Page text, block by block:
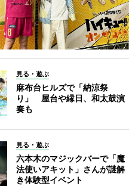
見る・遊ぶ
麻布台ヒルズで「納涼祭
り」 屋台や縁日、和太鼓演
奏も
見る・遊ぶ
六本木のマジックバーで「魔
法使いアキット」さんが謎解
き体験型イベント